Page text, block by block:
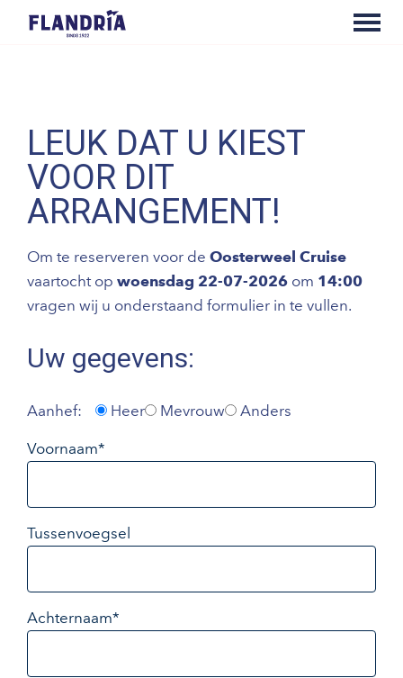
LEUK DAT U KIEST
VOOR DIT
ARRANGEMENT!
Om te reserveren voor de Oosterweel Cruise
vaartocht op woensdag 22-07-2026 om 14:00
vragen wij u onderstaand formulier in te vullen.
Uw gegevens:
Aanhef: Heer Mevrouw Anders
Voornaam*
Tussenvoegsel
Achternaam*